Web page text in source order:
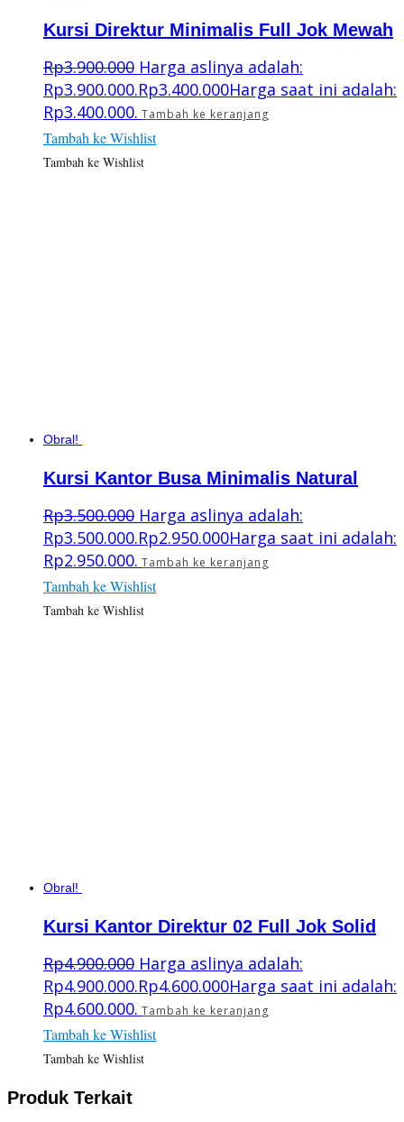
Kursi Direktur Minimalis Full Jok Mewah
Rp3.900.000 Harga aslinya adalah:
Rp3.900.000.Rp3.400.000Harga saat ini adalah:
Rp3.400.000. Tambah ke keranjang
Tambah ke Wishlist
Tambah ke Wishlist
Obral!
Kursi Kantor Busa Minimalis Natural
Rp3.500.000 Harga aslinya adalah:
Rp3.500.000.Rp2.950.000Harga saat ini adalah:
Rp2.950.000. Tambah ke keranjang
Tambah ke Wishlist
Tambah ke Wishlist
Obral!
Kursi Kantor Direktur 02 Full Jok Solid
Rp4.900.000 Harga aslinya adalah:
Rp4.900.000.Rp4.600.000Harga saat ini adalah:
Rp4.600.000. Tambah ke keranjang
Tambah ke Wishlist
Tambah ke Wishlist
Produk Terkait